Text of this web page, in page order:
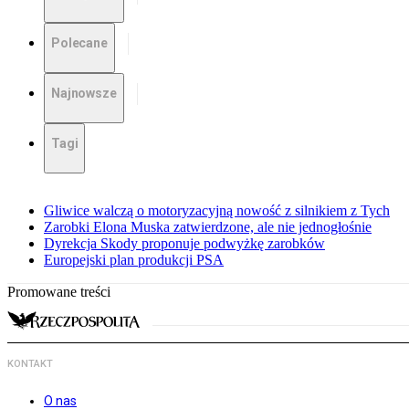
Polecane
Najnowsze
Tagi
Gliwice walczą o motoryzacyjną nowość z silnikiem z Tych
Zarobki Elona Muska zatwierdzone, ale nie jednogłośnie
Dyrekcja Skody proponuje podwyżkę zarobków
Europejski plan produkcji PSA
Promowane treści
KONTAKT
O nas